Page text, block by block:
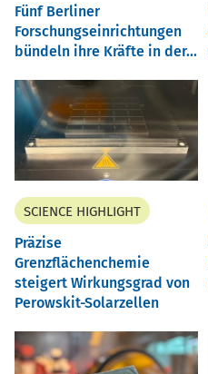
Fünf Berliner
Forschungseinrichtungen
bündeln ihre Kräfte in der...
SCIENCE HIGHLIGHT
Präzise
Grenzflächenchemie
steigert Wirkungsgrad von
Perowskit-Solarzellen